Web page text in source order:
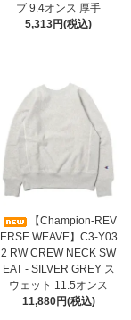
ブ 9.4オンス 厚手
5,313円(税込)
【Champion-REV
ERSE WEAVE】C3-Y03
2 RW CREW NECK SW
EAT - SILVER GREY ス
ウェット 11.5オンス
11,880円(税込)